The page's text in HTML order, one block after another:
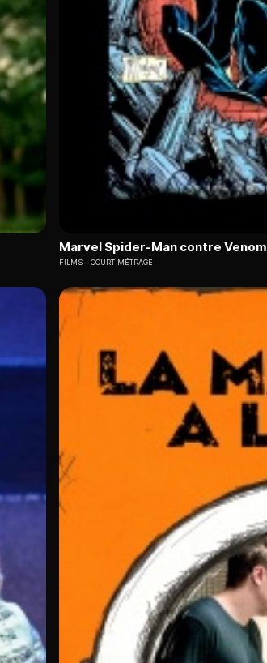
Marvel Spider-Man contre Venom
FILMS COURT-MÉTRAGE